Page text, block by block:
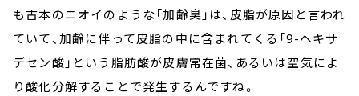
も古本のニオイのような「加齢臭」は、皮脂が原因と言われ
ていて、加齢に伴って皮脂の中に含まれてくる「9-ヘキサ
デセン酸」という脂肪酸が皮膚常在菌、あるいは空気によ
り酸化分解することで発生するんですね。